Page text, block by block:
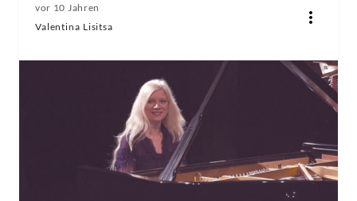
vor 10 Jahren
Valentina Lisitsa